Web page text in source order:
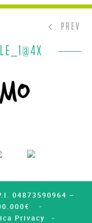
PREV
04873590964 –
Privacy